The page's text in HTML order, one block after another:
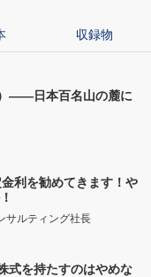
収録物
――日本百名山の麓に
利を勧めてきます！や
サルティング社長
を持たすのはやめな